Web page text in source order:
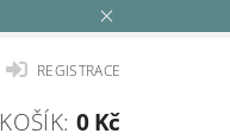
REGISTRACE
KOŠÍK: 0 Kč